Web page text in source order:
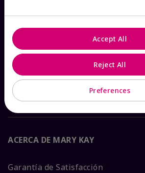
Contáctanos
Catálogos interactivos
Preguntas frecuentes
ACERCA DE MARY KAY
Garantía de Satisfacción
Preferences
Reject All
Accept All